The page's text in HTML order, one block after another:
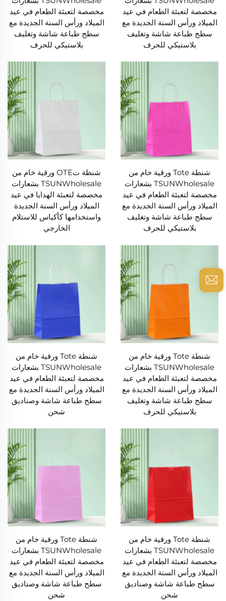
مخصصة لتعبئة الطعام في عيد
الميلاد ورأس السنة الجديدة مع
سطح طباعة شاشة وتغليف
بلاستيكي للحرف
مخصصة لتعبئة الطعام في عيد
الميلاد ورأس السنة الجديدة مع
سطح طباعة شاشة وتغليف
بلاستيكي للحرف
شنطة Tote ورقية خام من
TSUNWholesale بشعارات
مخصصة لتعبئة الطعام في عيد
الميلاد ورأس السنة الجديدة مع
سطح طباعة شاشة وتغليف
بلاستيكي للحرف
شنطة تOTE ورقية خام من
TSUNWholesale بشعارات
مخصصة لتعبئة الهدايا في عيد
الميلاد ورأس السنة الجديدة
واستخدامها كأكياس للاستلام
الخارجي
شنطة Tote ورقية خام من
TSUNWholesale بشعارات
مخصصة لتعبئة الطعام في عيد
الميلاد ورأس السنة الجديدة مع
سطح طباعة شاشة وتغليف
بلاستيكي للحرف
شنطة Tote ورقية خام من
TSUNWholesale بشعارات
مخصصة لتعبئة الطعام في عيد
الميلاد ورأس السنة الجديدة مع
سطح طباعة شاشة وصناديق
شحن
شنطة Tote ورقية خام من
TSUNWholesale بشعارات
مخصصة لتعبئة الطعام في عيد
الميلاد ورأس السنة الجديدة مع
سطح طباعة شاشة وصناديق
شحن
شنطة Tote ورقية خام من
TSUNWholesale بشعارات
مخصصة لتعبئة الطعام في عيد
الميلاد ورأس السنة الجديدة مع
سطح طباعة شاشة وصناديق
شحن